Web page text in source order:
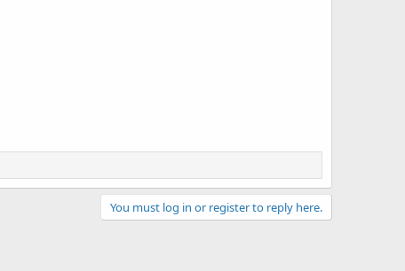
You must log in or register to reply here.